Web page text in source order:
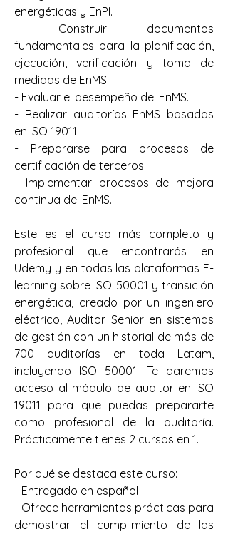
energéticas y EnPI.
- Construir documentos
fundamentales para la planificación,
ejecución, verificación y toma de
medidas de EnMS.
- Evaluar el desempeño del EnMS.
- Realizar auditorías EnMS basadas
en ISO 19011.
- Prepararse para procesos de
certificación de terceros.
- Implementar procesos de mejora
continua del EnMS.
Este es el curso más completo y
profesional que encontrarás en
Udemy y en todas las plataformas E-
learning sobre ISO 50001 y transición
energética, creado por un ingeniero
eléctrico, Auditor Senior en sistemas
de gestión con un historial de más de
700 auditorías en toda Latam,
incluyendo ISO 50001. Te daremos
acceso al módulo de auditor en ISO
19011 para que puedas prepararte
como profesional de la auditoría.
Prácticamente tienes 2 cursos en 1.
Por qué se destaca este curso:
- Entregado en español
- Ofrece herramientas prácticas para
demostrar el cumplimiento de las